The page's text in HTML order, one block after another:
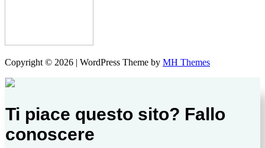
Copyright © 2026 | WordPress Theme by MH Themes
Ti piace questo sito? Fallo
conoscere